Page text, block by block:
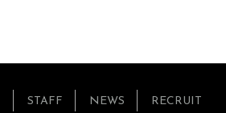
STAFF NEWS RECRUIT